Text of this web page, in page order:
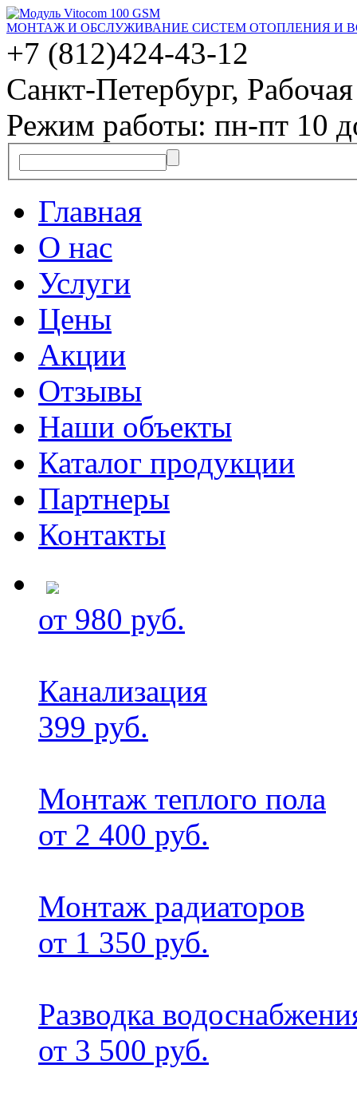
МОНТАЖ И ОБСЛУЖИВАНИЕ СИСТЕМ ОТОПЛЕНИЯ И
+7 (812)424-43-12
Санкт-Петербург,
Режим работы: пн-пт 10
Главная
О нас
Услуги
Цены
Акции
Отзывы
Наши объекты
Каталог продукции
Партнеры
Контакты
от 980 руб.
Канализация
399 руб.
Монтаж теплого пола
от 2 400 руб.
Монтаж радиаторов
от 1 350 руб.
Разводка
от 3 500 руб.